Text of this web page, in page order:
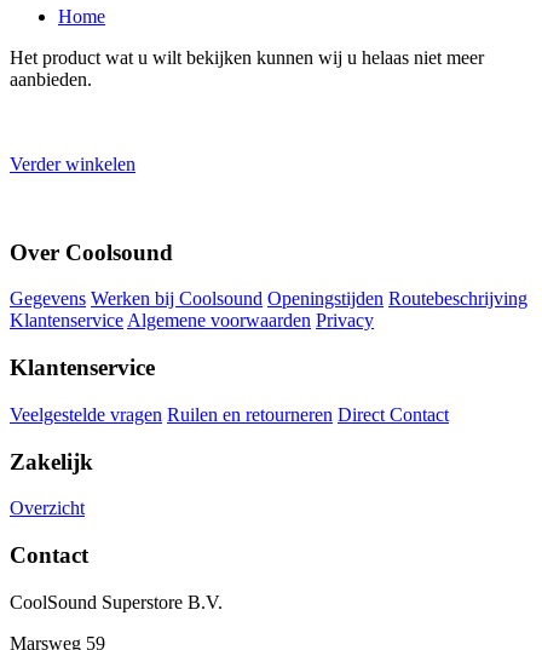
Home
Het product wat u wilt bekijken kunnen wij u helaas niet meer
aanbieden.
Verder winkelen
Over Coolsound
Gegevens Werken bij Coolsound Openingstijden Routebeschrijving
KlantenserviceAlgemene voorwaarden Privacy
Klantenservice
Veelgestelde vragen Ruilen en retourneren Direct Contact
Zakelijk
Overzicht
Contact
CoolSound Superstore B.V.
Marsweg 59